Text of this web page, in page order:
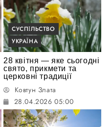
СУСПІЛЬСТВО
УКРАЇНА
28 квітня — яке сьогодні
свято, прикмети та
церковні традиції
Ковтун Злата
28.04.2026 05:00